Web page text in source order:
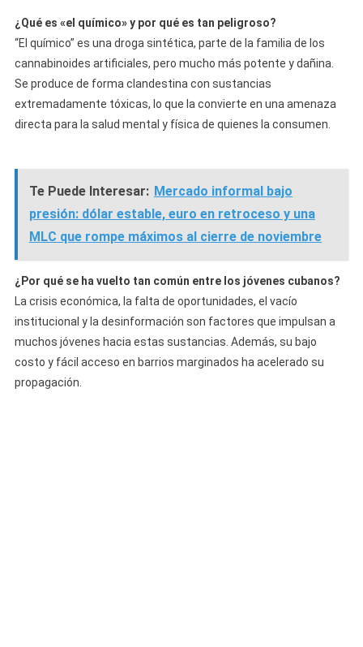
¿Qué es «el químico» y por qué es tan peligroso?
“El químico” es una droga sintética, parte de la familia de los
cannabinoides artificiales, pero mucho más potente y dañina.
Se produce de forma clandestina con sustancias
extremadamente tóxicas, lo que la convierte en una amenaza
directa para la salud mental y física de quienes la consumen.
Te Puede Interesar: Mercado informal bajo
presión: dólar estable, euro en retroceso y una
MLC que rompe máximos al cierre de noviembre
¿Por qué se ha vuelto tan común entre los jóvenes cubanos?
La crisis económica, la falta de oportunidades, el vacío
institucional y la desinformación son factores que impulsan a
muchos jóvenes hacia estas sustancias. Además, su bajo
costo y fácil acceso en barrios marginados ha acelerado su
propagación.